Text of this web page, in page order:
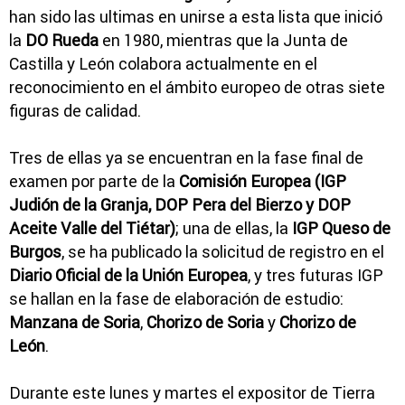
han sido las ultimas en unirse a esta lista que inició
la DO Rueda en 1980, mientras que la Junta de
Castilla y León colabora actualmente en el
reconocimiento en el ámbito europeo de otras siete
figuras de calidad.
Tres de ellas ya se encuentran en la fase final de
examen por parte de la Comisión Europea (IGP
Judión de la Granja, DOP Pera del Bierzo y DOP
Aceite Valle del Tiétar); una de ellas, la IGP Queso de
Burgos, se ha publicado la solicitud de registro en el
Diario Oficial de la Unión Europea, y tres futuras IGP
se hallan en la fase de elaboración de estudio:
Manzana de Soria, Chorizo de Soriay Chorizo de
León.
Durante este lunes y martes el expositor de Tierra